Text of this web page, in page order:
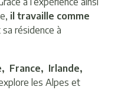
il travaille comme
résidence à
France, Irlande,
les Alpes et